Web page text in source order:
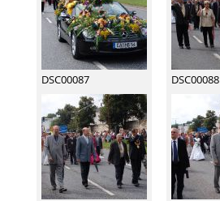
DSC00087 DSC00088